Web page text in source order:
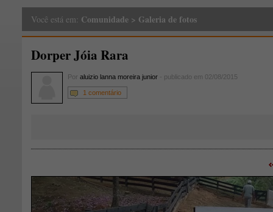
Você está em: Comunidade > Galeria de fotos
Dorper Jóia Rara
Por aluizio lanna moreira junior - publicado em 02/08/2015
1 comentário